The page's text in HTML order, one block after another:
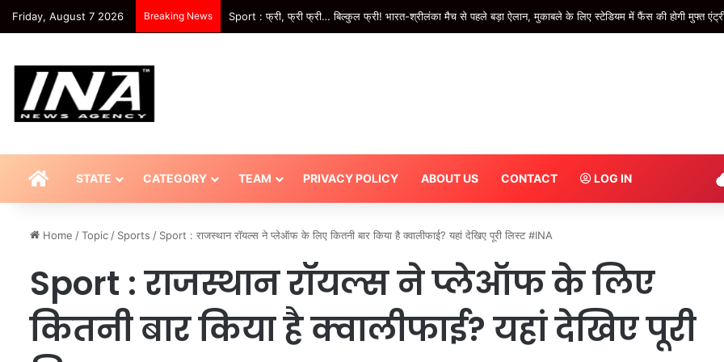
Friday, August 7 2026 Breaking News National-कल का मौसम: 8 अगस्त को यूपी, उत्तराखंड संग 18 राज्यों में भारी बारिश का अलर्ट, इन इलाकों में दिखेगा बरसात का
HOMESTATE CATEGORY TEAM PRIVACY POLICY ABOUT US CONTACT LOG IN
Home /Topic / Sports / Sport : राजस्थान रॉयल्स ने प्लेऑफ के लिए कितनी बार किया है क्वालीफाई? यहां देखिए पूरी लिस्ट #INA
Sport : राजस्थान रॉयल्स ने प्लेऑफ के लिए
कितनी बार किया है क्वालीफाई? यहां देखिए पूरी